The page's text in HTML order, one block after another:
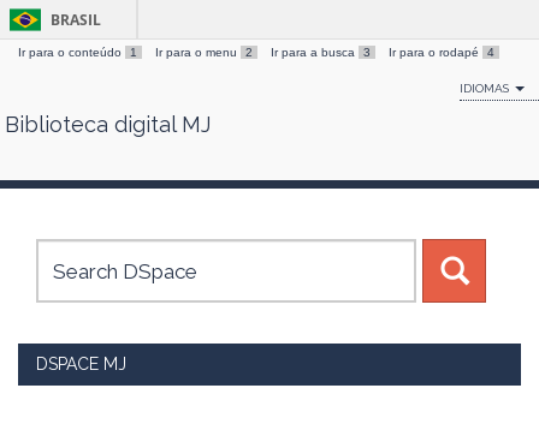
Skip
BRASIL
Ir para o conteúdo 1 Ir para o menu 2 Ir para a busca 3 Ir para o rodapé 4
IDIOMAS
Biblioteca digital MJ
DSPACE MJ